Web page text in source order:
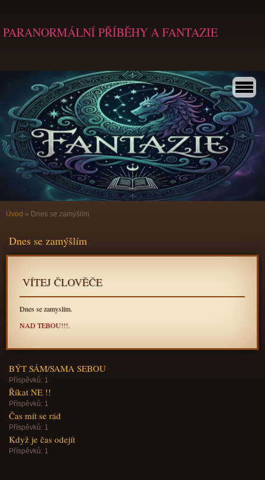
PARANORMÁLNÍ PŘÍBĚHY A FANTAZIE
Úvod » Dnes se zamýšlím
Dnes se zamýšlím
VÍTEJ ČLOVĚČE
Dnes se zamyslím.
NAD TEBOU!!!.
BÝT SÁM/SAMA SEBOU
Příspěvků: 1
Říkat NE !!
Příspěvků: 1
Čas mít se rád
Příspěvků: 1
Když je čas odejít
Příspěvků: 1